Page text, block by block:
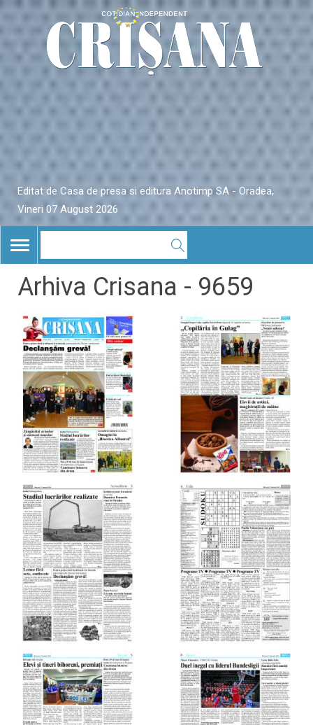
Editat de Casa de presa si editura Anotimp SA - Oradea,
Vineri 07 August 2026
TOGGLE
NAVIGATION
Arhiva Crisana - 9659